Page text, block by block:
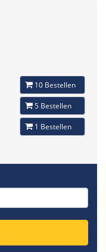
10 Bestellen
5 Bestellen
1 Bestellen